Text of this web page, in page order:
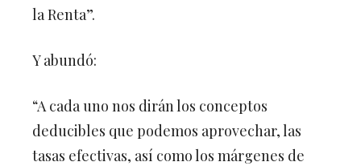
la Renta”.
Y abundó:
“A cada uno nos dirán los conceptos
deducibles que podemos aprovechar, las
tasas efectivas, así como los márgenes de